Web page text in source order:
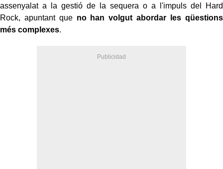
assenyalat a la gestió de la sequera o a l'impuls del Hard
Rock, apuntant queno han volgut abordar les qüestions
més complexes.